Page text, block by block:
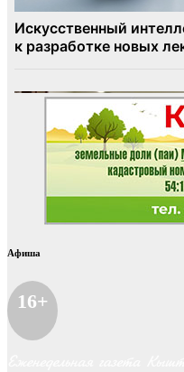
Афиша
16+